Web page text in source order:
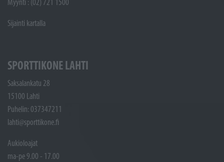
Myynti : (02) 721 1500
Sijainti kartalla
SPORTTIKONE LAHTI
Saksalankatu 28
15100 Lahti
Puhelin: 037347211
lahti@sporttikone.fi
Aukioloajat
ma-pe 9.00 - 17.00